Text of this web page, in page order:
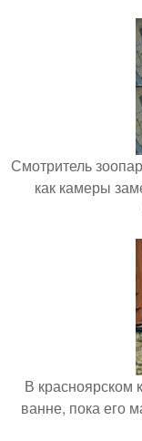
Смотритель
как камеры
В красноярском
ванне, пока его